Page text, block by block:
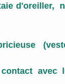
d'oreiller,
avec